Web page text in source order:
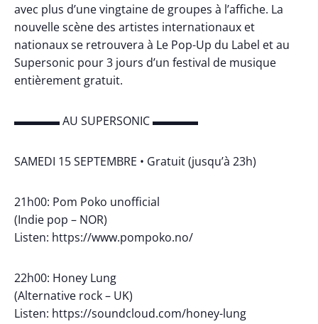
avec plus d’une vingtaine de groupes à l’affiche. La
nouvelle scène des artistes internationaux et
nationaux se retrouvera à Le Pop-Up du Label et au
Supersonic pour 3 jours d’un festival de musique
entièrement gratuit.
▬▬▬▬ AU SUPERSONIC ▬▬▬▬
SAMEDI 15 SEPTEMBRE • Gratuit (jusqu’à 23h)
21h00: Pom Poko unofficial
(Indie pop – NOR)
Listen: https://www.pompoko.no/
22h00: Honey Lung
(Alternative rock – UK)
Listen: https://soundcloud.com/honey-lung